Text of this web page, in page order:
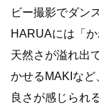
ビー撮影でダン
HARUAには「
天然さが溢れ出
かせるMAKIな
良さが感じられ